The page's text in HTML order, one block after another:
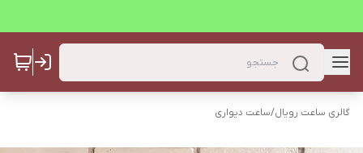
گالری ساعت رویال/ساعت دیواری